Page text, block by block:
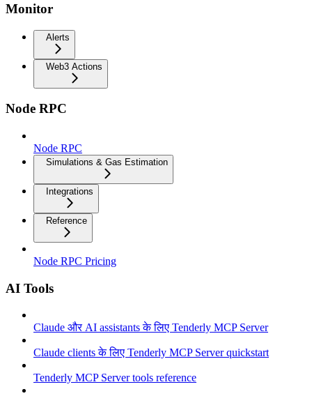
Monitor
Alerts
Web3 Actions
Node RPC
Node RPC
Simulations & Gas Estimation
Integrations
Reference
Node RPC Pricing
AI Tools
Claude और AI assistants के लिए Tenderly MCP Server
Claude clients के लिए Tenderly MCP Server quickstart
Tenderly MCP Server tools reference